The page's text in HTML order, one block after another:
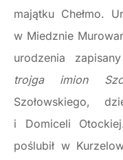
majątku Chełmo.
w Miedznie
urodzenia
trojga imion
Szołowskiego,
i Domiceli
poślubił w